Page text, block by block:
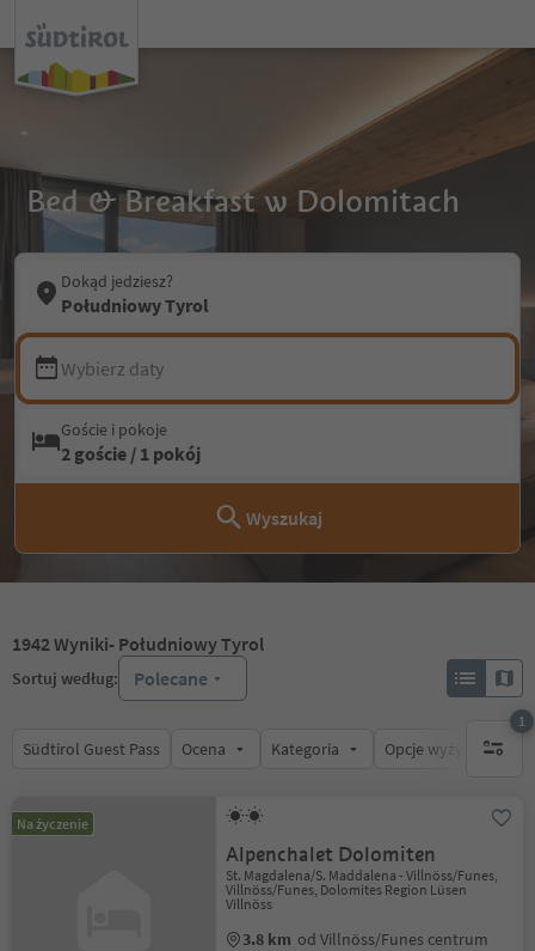
Bed & Breakfast w Dolomitach
Dokąd jedziesz?
Południowy Tyrol
Wybierz daty
Goście i pokoje
2 goście / 1 pokój
Wyszukaj
1942Wyniki- Południowy Tyrol
Sortuj według: Polecane
Südtirol Guest Pass Ocena Kategoria Opcje wyżywienia
1
1
Na życzenie
Alpenchalet Dolomiten
St. Magdalena/S. Maddalena - Villnöss/Funes,
Villnöss/Funes, Dolomites Region Lüsen
Villnöss
3.8 km od Villnöss/Funes centrum